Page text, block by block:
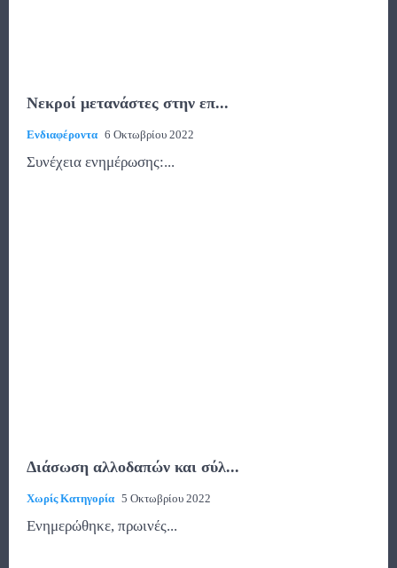
Νεκροί μετανάστες στην επ...
Ενδιαφέροντα 6 Οκτωβρίου 2022
Συνέχεια ενημέρωσης:...
Διάσωση αλλοδαπών και σύλ...
Χωρίς Κατηγορία 5 Οκτωβρίου 2022
Ενημερώθηκε, πρωινές...